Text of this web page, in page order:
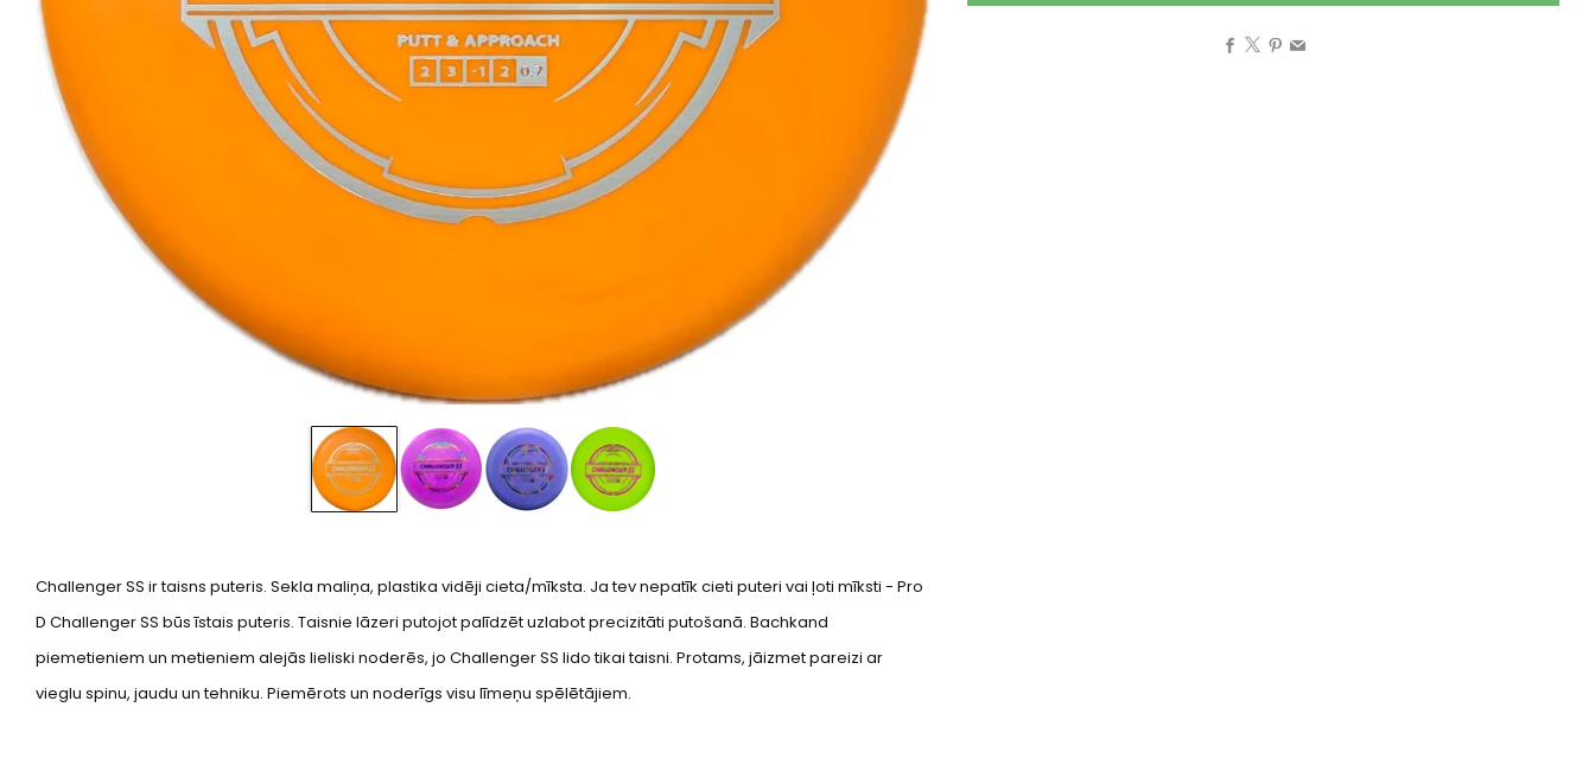
Facebook
Challenger SS ir taisns puteris. Sekla maliņa, plastika vidēji cieta/mīksta. Ja tev nepatīk cieti puteri vai ļoti mīksti - Pro
D Challenger SS būs īstais puteris. Taisnie lāzeri putojot palīdzēt uzlabot precizitāti putošanā. Bachkand
piemetieniem un metieniem alejās lieliski noderēs, jo Challenger SS lido tikai taisni. Protams, jāizmet pareizi ar
vieglu spinu, jaudu un tehniku. Piemērots un noderīgs visu līmeņu spēlētājiem.